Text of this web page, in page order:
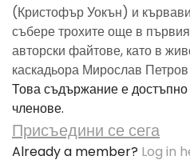
(Кристофър Уокън) и
събере трохите още в
авторски файтове, като в
каскадьора Мирослав Петров
Това съдържание е
членове.
Присъедини се сега
Already a member? Log in